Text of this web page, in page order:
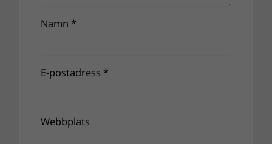
Namn *
E-postadress *
Webbplats